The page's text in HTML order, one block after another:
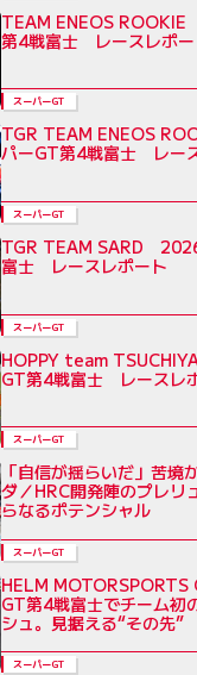
TEAM ENEOS
第4戦富士 レースレポー
スーパーGT
TGR TEAM ENEOS
パーGT第4戦富士 レー
スーパーGT
TGR TEAM SARD
富士 レースレポート
スーパーGT
HOPPY team
GT第4戦富士 レースレ
スーパーGT
「自信が揺らいだ」苦境
ダ／HRC開発陣のプレリ
らなるポテンシャル
スーパーGT
HELM MOTORSPORTS
GT第4戦富士でチーム初
シュ。見据える“その先”
スーパーGT